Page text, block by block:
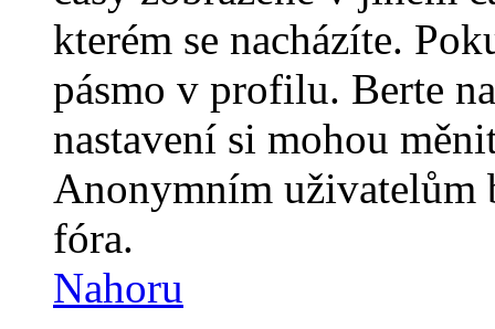
kterém se nacházíte.
pásmo v profilu. Berte
nastavení si mohou
Anonymním uživatelům
fóra.
Nahoru